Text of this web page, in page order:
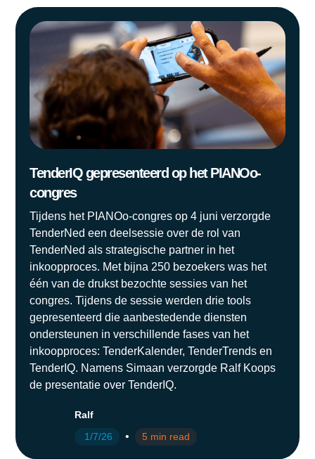
TenderIQ gepresenteerd op het PIANOo-
congres
Tijdens het PIANOo-congres op 4 juni verzorgde
TenderNed een deelsessie over de rol van
TenderNed als strategische partner in het
inkoopproces. Met bijna 250 bezoekers was het
één van de drukst bezochte sessies van het
congres. Tijdens de sessie werden drie tools
gepresenteerd die aanbestedende diensten
ondersteunen in verschillende fases van het
inkoopproces: TenderKalender, TenderTrends en
TenderIQ. Namens Simaan verzorgde Ralf Koops
de presentatie over TenderIQ.
Ralf
1/7/26
• 5 min read